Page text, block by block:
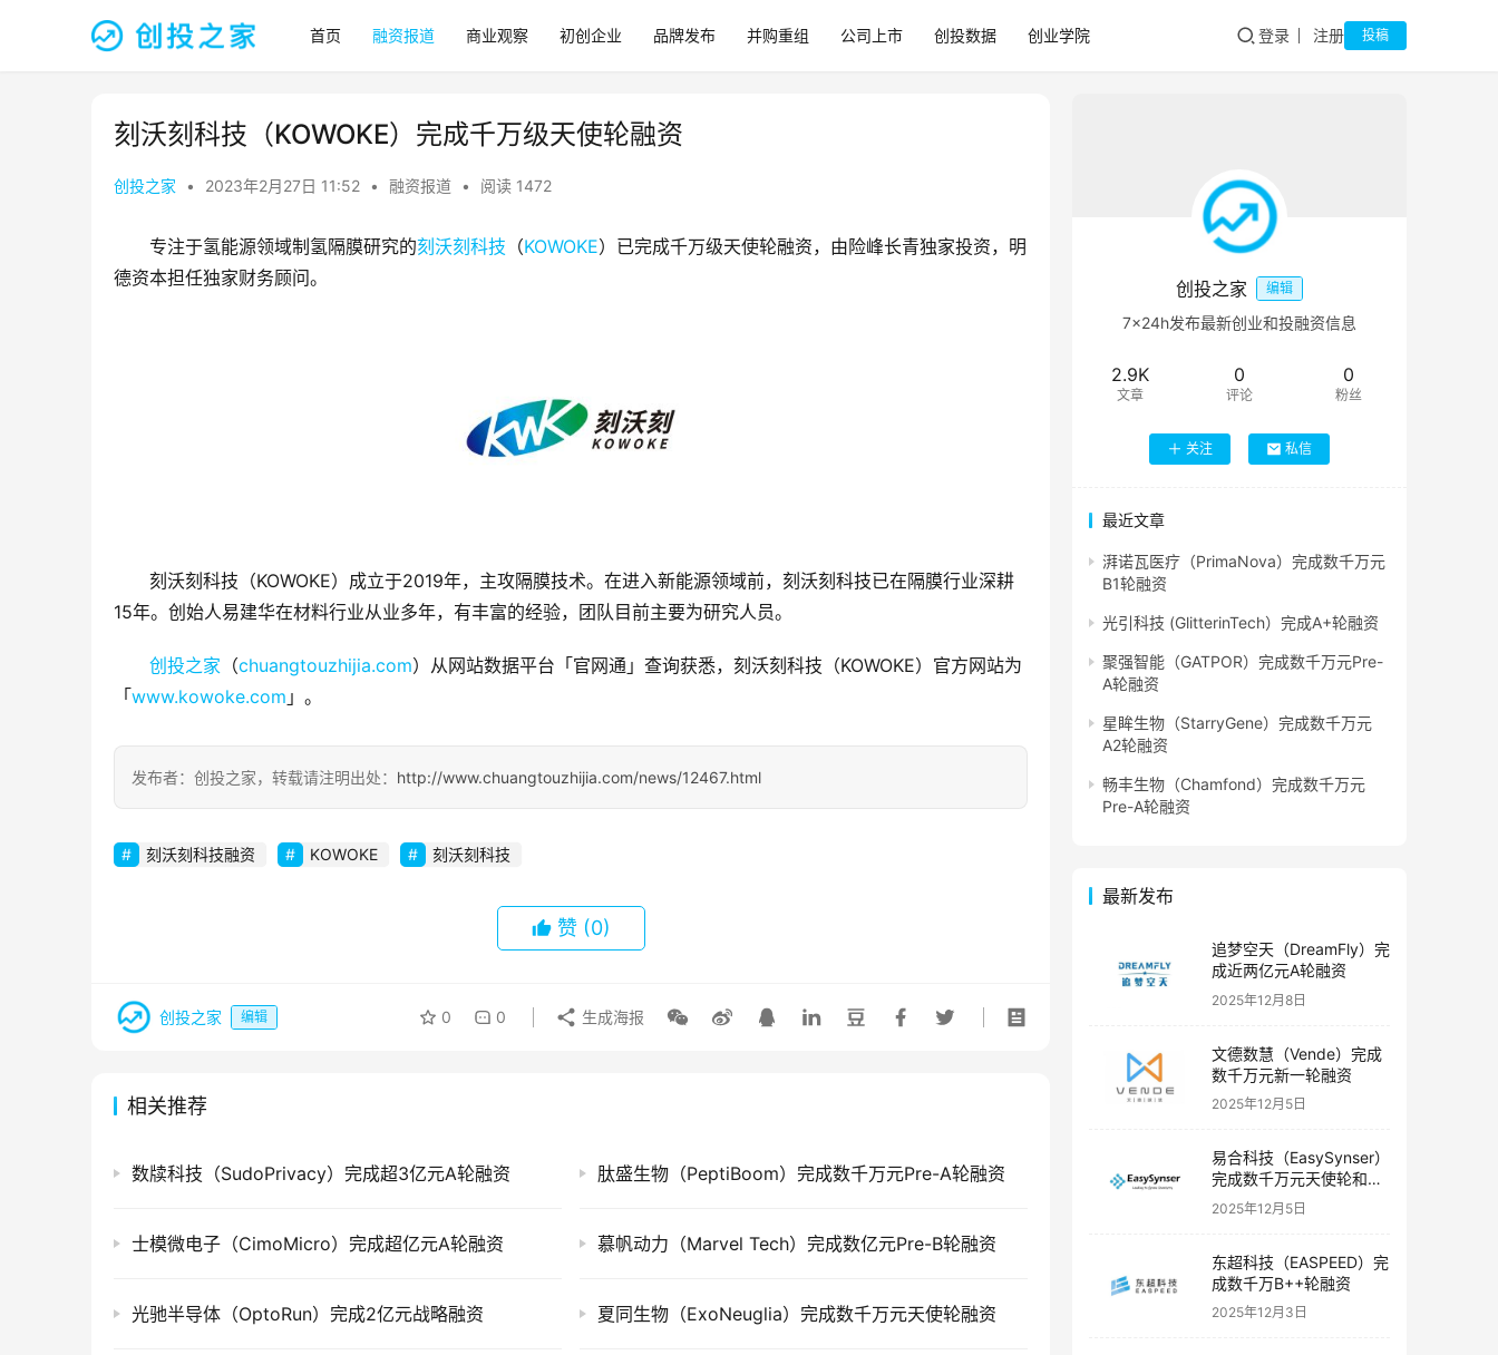
首页 融资报道 商业观察 初创企业 品牌发布 并购重组 公司上市 创投数据 创业学院 登录 注册 投稿
刻沃刻科技（KOWOKE）完成千万级天使轮融资
创投之家 • 2023年2月27日 11:52 • 融资报道 • 阅读 1472
专注于氢能源领域制氢隔膜研究的刻沃刻科技 （KOWOKE）已完成千万级天使轮融资，由险峰长青独家投资，明
德资本担任独家财务顾问。
刻沃刻科技（KOWOKE）成立于2019年，主攻隔膜技术。在进入新能源领域前，刻沃刻科技已在隔膜行业深耕
15年。创始人易建华在材料行业从业多年，有丰富的经验，团队目前主要为研究人员。
创投之家 （chuangtouzhijia.com）从网站数据平台「官网通」查询获悉，刻沃刻科技（KOWOKE）官方网站为
「www.kowoke.com 」。
发布者：创投之家，转载请注明出处： http://www.chuangtouzhijia.com/news/12467.html
刻沃刻科技融资 KOWOKE 刻沃刻科技
赞 (0)
创投之家 编辑 0 0 生成海报
相关推荐
数牍科技（SudoPrivacy）完成超3亿元A轮融资 肽盛生物（PeptiBoom）完成数千万元Pre-A轮融资
士模微电子（CimoMicro）完成超亿元A轮融资 慕帆动力（Marvel Tech）完成数亿元Pre-B轮融资
光驰半导体（OptoRun）完成2亿元战略融资 夏同生物（ExoNeuglia）完成数千万元天使轮融资
创投之家 编辑
7×24h发布最新创业和投融资信息
2.9K
文章
0
评论
0
粉丝
关注 私信
最近文章
湃诺瓦医疗（PrimaNova）完成数千万元
B1轮融资
光引科技 (GlitterinTech）完成A+轮融资
聚强智能（GATPOR）完成数千万元Pre-
A轮融资
星眸生物（StarryGene）完成数千万元
A2轮融资
畅丰生物（Chamfond）完成数千万元
Pre-A轮融资
最新发布
追梦空天（DreamFly）完
成近两亿元A轮融资
2025年12月8日
文德数慧（Vende）完成
数千万元新一轮融资
2025年12月5日
易合科技（EasySynser）
完成数千万元天使轮和天
使+轮融资
2025年12月5日
东超科技（EASPEED）完
成数千万B++轮融资
2025年12月3日